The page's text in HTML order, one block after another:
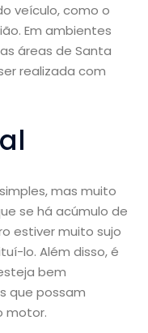
veículo, como o
Em ambientes
áreas de Santa
realizada com
mas muito
se há acúmulo de
estiver muito sujo
lo. Além disso, é
bem
que possam
motor.